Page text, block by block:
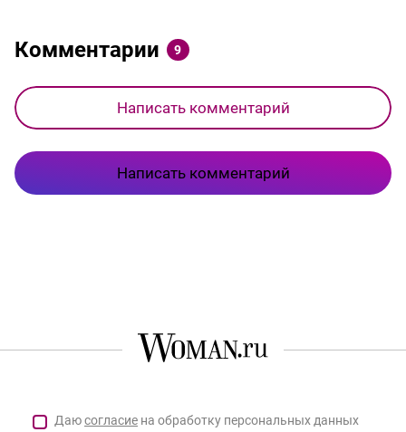
Комментарии 9
Написать комментарий
Написать комментарий
Даюсогласие на обработку персональных данных